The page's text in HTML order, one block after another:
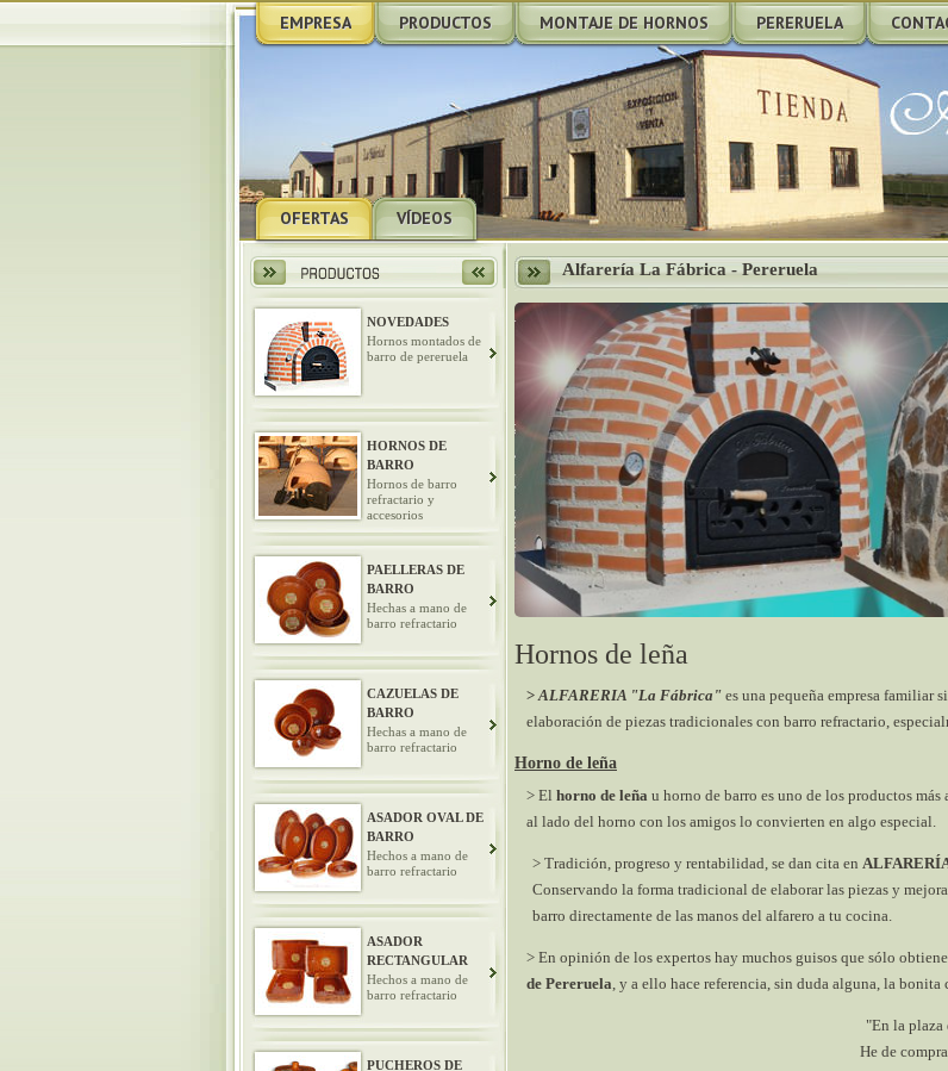
EMPRESA PRODUCTOS MONTAJE DE HORNOS PERERUELA
OFERTAS VÍDEOS
NOVEDADES
Hornos montados de
barro de pereruela
HORNOS DE
BARRO
Hornos de barro
refractario y
accesorios
PAELLERAS DE
BARRO
Hechas a mano de
barro refractario
CAZUELAS DE
BARRO
Hechas a mano de
barro refractario
ASADOR OVAL DE
BARRO
Hechos a mano de
barro refractario
ASADOR
RECTANGULAR
Hechos a mano de
barro refractario
PUCHEROS DE
Alfarería La Fábrica - Pereruela
Hornos de leña
>ALFARERIA "La Fábrica" es una pequeña empresa familiar
elaboración de piezas tradicionales con barro refractario,
Horno de leña
> El horno de leña u horno de barro es uno de los productos
al lado del horno con los amigos lo convierten en algo especial.
> Tradición, progreso y rentabilidad, se dan cita en
Conservando la forma tradicional de elaborar las piezas y
barro directamente de las manos del alfarero a tu cocina.
> En opinión de los expertos hay muchos guisos que sólo
de Pereruela, y a ello hace referencia, sin duda alguna, la
"En la plaza
He de